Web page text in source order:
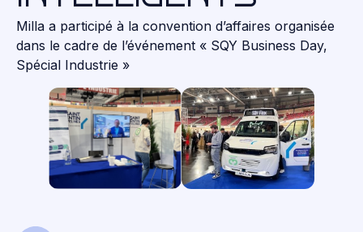
Milla a participé à la convention d’affaires organisée
dans le cadre de l’événement « SQY Business Day,
Spécial Industrie »